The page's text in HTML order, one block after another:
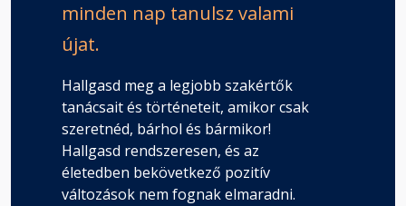
minden nap tanulsz valami
újat.
Hallgasd meg a legjobb szakértők
tanácsait és történeteit, amikor csak
szeretnéd, bárhol és bármikor!
Hallgasd rendszeresen, és az
életedben bekövetkező pozitív
változások nem fognak elmaradni.